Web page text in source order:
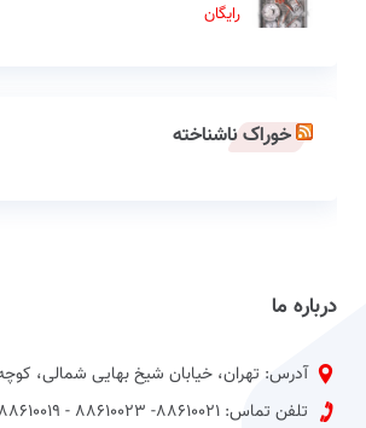
رایگان
خوراک ناشناخته
درباره ما
آدرس: تهران، خیابان شیخ بهایی شمالی،